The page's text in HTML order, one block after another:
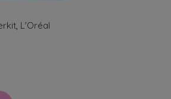
, L'Oréal